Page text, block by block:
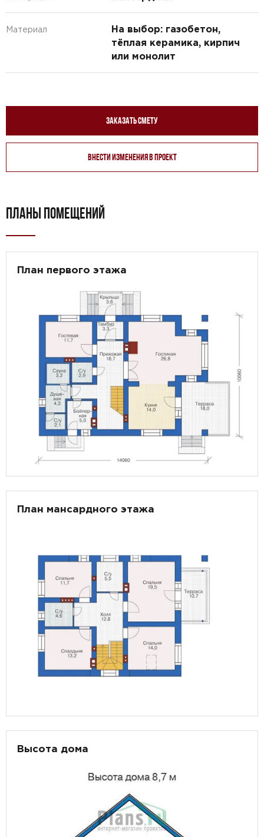
Материал
На выбор: газобетон,
тёплая керамика, кирпич
или монолит
Заказать смету
Внести изменения в проект
ПЛАНЫ ПОМЕЩЕНИЙ
План первого этажа
План мансардного этажа
Высота дома